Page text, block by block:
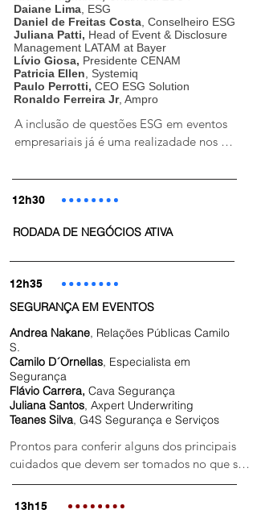
Daiane Lima , ESG
Daniel de Freitas Costa , Conselheiro ESG
Juliana Patti, Head of Event & Disclosure
Management LATAM at Bayer
Lívio Giosa, Presidente CENAM
Patricia Ellen , Systemiq
Paulo Perrotti, CEO ESG Solution
Ronaldo Ferreira Jr, Ampro
A inclusão de questões ESG em eventos
empresariais já é uma realizadade nos
tanto para a empresa quanto para a
sociedade e o meio ambiente. É importante
na organização de seus eventos e busquem
eventos.
12h30
RODADA DE NEGÓCIOS ATIVA
12h35
SEGURANÇA EM EVENTOS
Andrea Nakane, Relações Públicas Camilo
S.
Camilo D´Ornellas, Especialista em
Segurança
Flávio Carrera, Cava Segurança
Juliana Santos, Axpert Underwriting
Teanes Silva, G4S Segurança e Serviços
Prontos para conferir alguns dos principais
cuidados que devem ser tomados no que se
refere à segurança em eventos corporativos?
13h15